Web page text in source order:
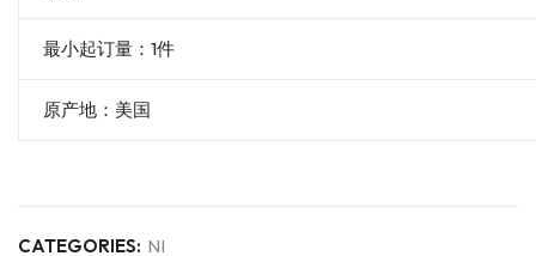
最小起订量：1件
原产地：美国
CATEGORIES: NI